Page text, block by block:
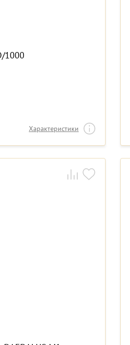
1000
Характеристики